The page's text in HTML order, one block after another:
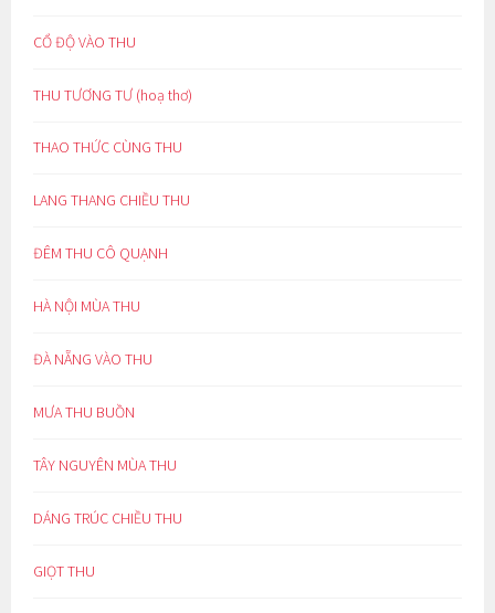
CỔ ĐỘ VÀO THU
THU TƯƠNG TƯ (hoạ thơ)
THAO THỨC CÙNG THU
LANG THANG CHIỀU THU
ĐÊM THU CÔ QUẠNH
HÀ NỘI MÙA THU
ĐÀ NẴNG VÀO THU
MƯA THU BUỒN
TÂY NGUYÊN MÙA THU
DÁNG TRÚC CHIỀU THU
GIỌT THU